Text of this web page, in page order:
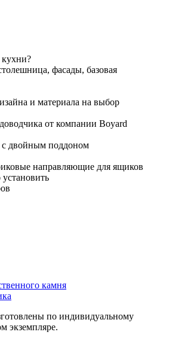
кухни?
фасады, базовая
и материала на выбор
от компании Boyard
двойным поддоном
направляющие для ящиков
камня
по индивидуальному
экземпляре.